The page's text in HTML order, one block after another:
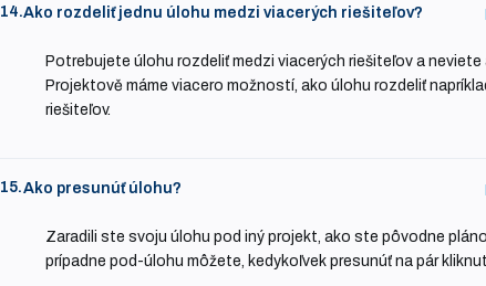
14.Ako rozdeliť jednu úlohu medzi viacerých riešiteľov?
Potrebujete úlohu rozdeliť medzi viacerých riešiteľov a neviete
Projektově máme viacero možností, ako úlohu rozdeliť
riešiteľov.
15.Ako presunúť úlohu?
Zaradili ste svoju úlohu pod iný projekt, ako ste pôvodne
prípadne pod-úlohu môžete, kedykoľvek presunúť na pár